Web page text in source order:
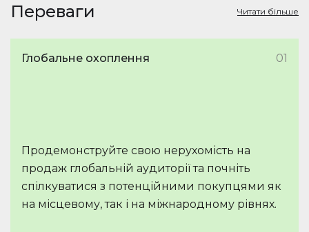
Переваги Читати більше
Глобальне охоплення 01
Продемонструйте свою нерухомість на
продаж глобальній аудиторії та почніть
спілкуватися з потенційними покупцями як
на місцевому, так і на міжнародному рівнях.